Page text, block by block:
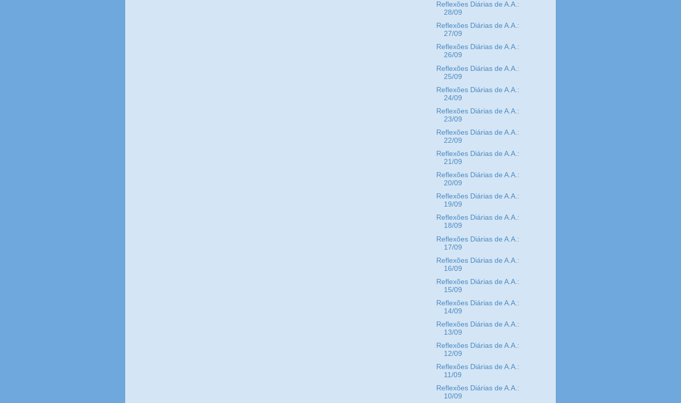
Reflexões Diárias de A.A.:
28/09
Reflexões Diárias de A.A.:
27/09
Reflexões Diárias de A.A.:
26/09
Reflexões Diárias de A.A.:
25/09
Reflexões Diárias de A.A.:
24/09
Reflexões Diárias de A.A.:
23/09
Reflexões Diárias de A.A.:
22/09
Reflexões Diárias de A.A.:
21/09
Reflexões Diárias de A.A.:
20/09
Reflexões Diárias de A.A.:
19/09
Reflexões Diárias de A.A.:
18/09
Reflexões Diárias de A.A.:
17/09
Reflexões Diárias de A.A.:
16/09
Reflexões Diárias de A.A.:
15/09
Reflexões Diárias de A.A.:
14/09
Reflexões Diárias de A.A.:
13/09
Reflexões Diárias de A.A.:
12/09
Reflexões Diárias de A.A.:
11/09
Reflexões Diárias de A.A.:
10/09